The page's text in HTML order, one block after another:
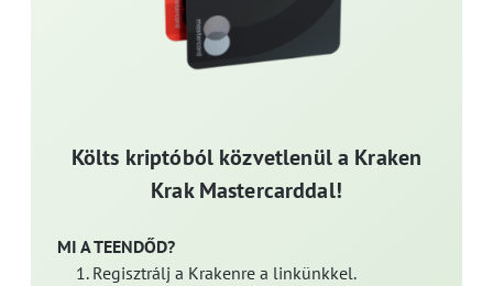
Költs kriptóból közvetlenül a Kraken
Krak Mastercarddal!
MI A TEENDŐD?
Regisztrálj a Krakenre a linkünkkel.